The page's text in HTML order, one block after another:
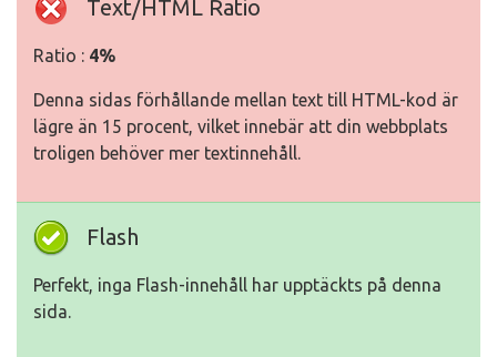
Text/HTML Ratio
Ratio : 4%
Denna sidas förhållande mellan text till HTML-kod är
lägre än 15 procent, vilket innebär att din webbplats
troligen behöver mer textinnehåll.
Flash
Perfekt, inga Flash-innehåll har upptäckts på denna
sida.